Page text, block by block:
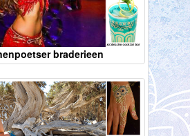
braderieen